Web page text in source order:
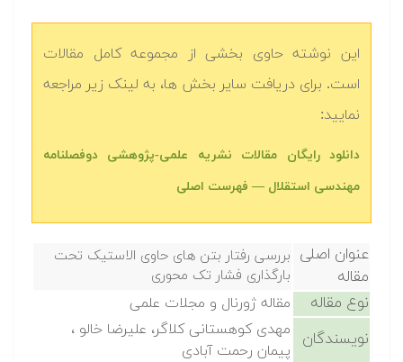
این نوشته حاوی بخشی از مجموعه کامل مقالات
است. برای دریافت سایر بخش ها، به لینک زیر مراجعه
نمایید:
دانلود رایگان مقالات نشریه علمی-پژوهشی دوفصلنامه
مهندسی استقلال — فهرست اصلی
عنوان اصلی
مقاله
بررسی رفتار بتن های حاوی الاستیک تحت
بارگذاری فشار تک محوری
نوع مقاله مقاله ژورنال و مجلات علمی
نویسندگان
مهدی کوهستانی کلاگر، علیرضا خالو ،
پیمان رحمت آبادی